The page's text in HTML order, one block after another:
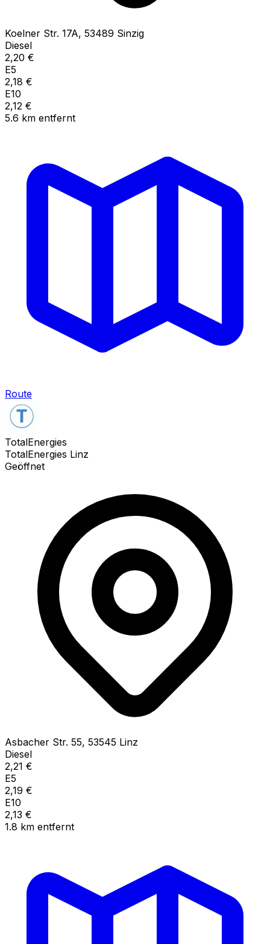
Koelner Str. 17A, 53489 Sinzig
Diesel
2,20 €
E5
2,18 €
E10
2,12 €
5.6 km entfernt
Route
TotalEnergies
TotalEnergies Linz
Geöffnet
Asbacher Str. 55, 53545 Linz
Diesel
2,21 €
E5
2,19 €
E10
2,13 €
1.8 km entfernt